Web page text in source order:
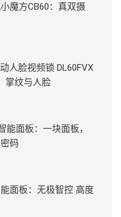
魔方CB60：真双摄
人脸视频锁 DL60FVX
掌纹与人脸
能面板：一块面板，
码
面板：无极智控 高度